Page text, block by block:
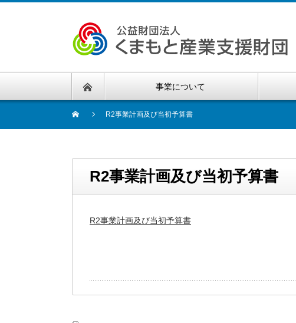
事業について
R2事業計画及び当初予算書
R2事業計画及び当初予算書
R2事業計画及び当初予算書